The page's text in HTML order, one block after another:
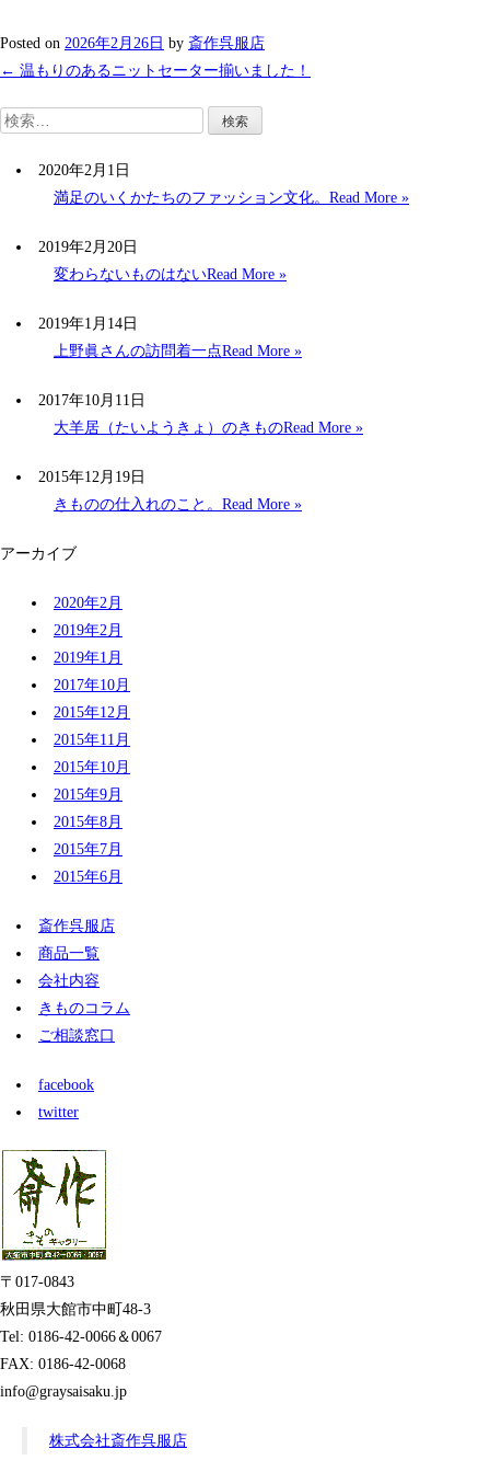
Posted on 2026年2月26日 by 斎作呉服店
Post
← 温もりのあるニットセーター揃いました！
検
2020年2月1日
満足のいくかたちのファッション文化。 Read More »
2019年2月20日
変わらないものはないRead More »
2019年1月14日
上野眞さんの訪問着一点Read More »
2017年10月11日
大羊居（たいようきょ）のきものRead More »
2015年12月19日
きものの仕入れのこと。 Read More »
アーカイブ
2020年2月
2019年2月
2019年1月
2017年10月
2015年12月
2015年11月
2015年10月
2015年9月
2015年8月
2015年7月
2015年6月
斎作呉服店
商品一覧
会社内容
きものコラム
ご相談窓口
facebook
twitter
〒017-0843
秋田県大館市中町48-3
Tel: 0186-42-0066＆0067
FAX: 0186-42-0068
info@graysaisaku.jp
株式会社斎作呉服店